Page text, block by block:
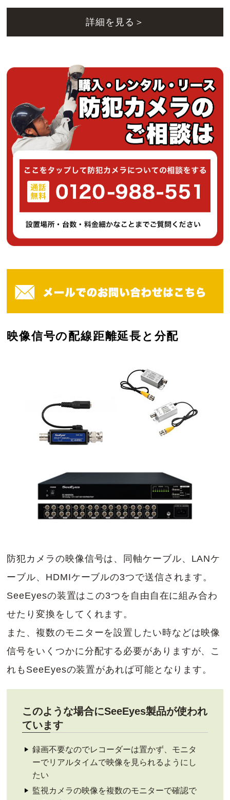
詳細を見る＞
映像信号の配線距離延長と分配
防犯カメラの映像信号は、同軸ケーブル、LANケ
ーブル、HDMIケーブルの3つで送信されます。
SeeEyesの装置はこの3つを自由自在に組み合わ
せたり変換をしてくれます。
また、複数のモニターを設置したい時などは映像
信号をいくつかに分配する必要がありますが、こ
れもSeeEyesの装置があれば可能となります。
このような場合にSeeEyes製品が使われ
ています
録画不要なのでレコーダーは置かず、モニタ
ーでリアルタイムで映像を見られるようにし
たい
監視カメラの映像を複数のモニターで確認で